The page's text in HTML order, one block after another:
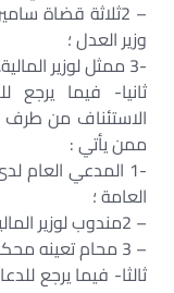
– 2ثلاثة قضاة
وزير العدل ؛
-3 ممثل لوزير المالية.
ثانيا- فيما
الاستئناف من
ممن يأتي :
-1 المدعي العام
العامة ؛
– 2مندوب لوزير المالية ؛
– 3 محام تعينه محكمة الاستئناف.
ثالثا- فيما يرجع